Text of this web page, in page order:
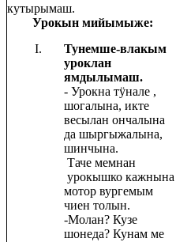
кутырымаш.
Урокын мийымыже:
Тунемше-влакым
уроклан
ямдылымаш.
- Урокна тӱнале ,
шогалына, икте
весылан ончалына
да шыргыжалына,
шинчына.
Таче мемнан
урокышко кажнына
мотор вургемым
чиен толын.
-Молан? Кузе
шонеда? Кунам ме